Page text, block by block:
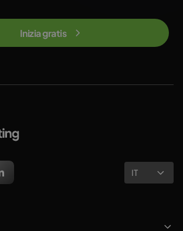
Inizia gratis
IT